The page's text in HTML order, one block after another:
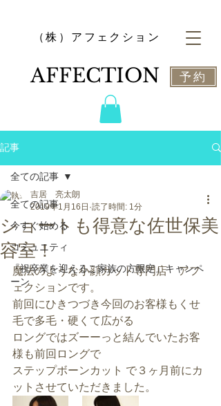
​（株）アフェクション
​AFFECTION 予約
記事
全ての記事
今すぐ始める
コミュニティ
『祝卒業を迎えるご家族の方限定』キャンペ
ーン
全ての記事
ショートも得意な佐世保美
容室！
吉居 亮太朗
2019年1月16日 読了時間: 1分
魔法のような小顔カット専門店　アフ
ェクションです。
前回にひきつづき今回のお客様もくせ
毛で多毛・硬くて広がる
ロングではズーーっと結んでいたお客
様も前回ロングで
ステップボーンカット で３ヶ月前にカ
ットさせていただきました。